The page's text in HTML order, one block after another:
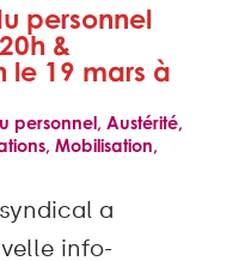
personnel
&
le 19 mars à
personnel, Austérité,
, Mobilisation,
a
info-